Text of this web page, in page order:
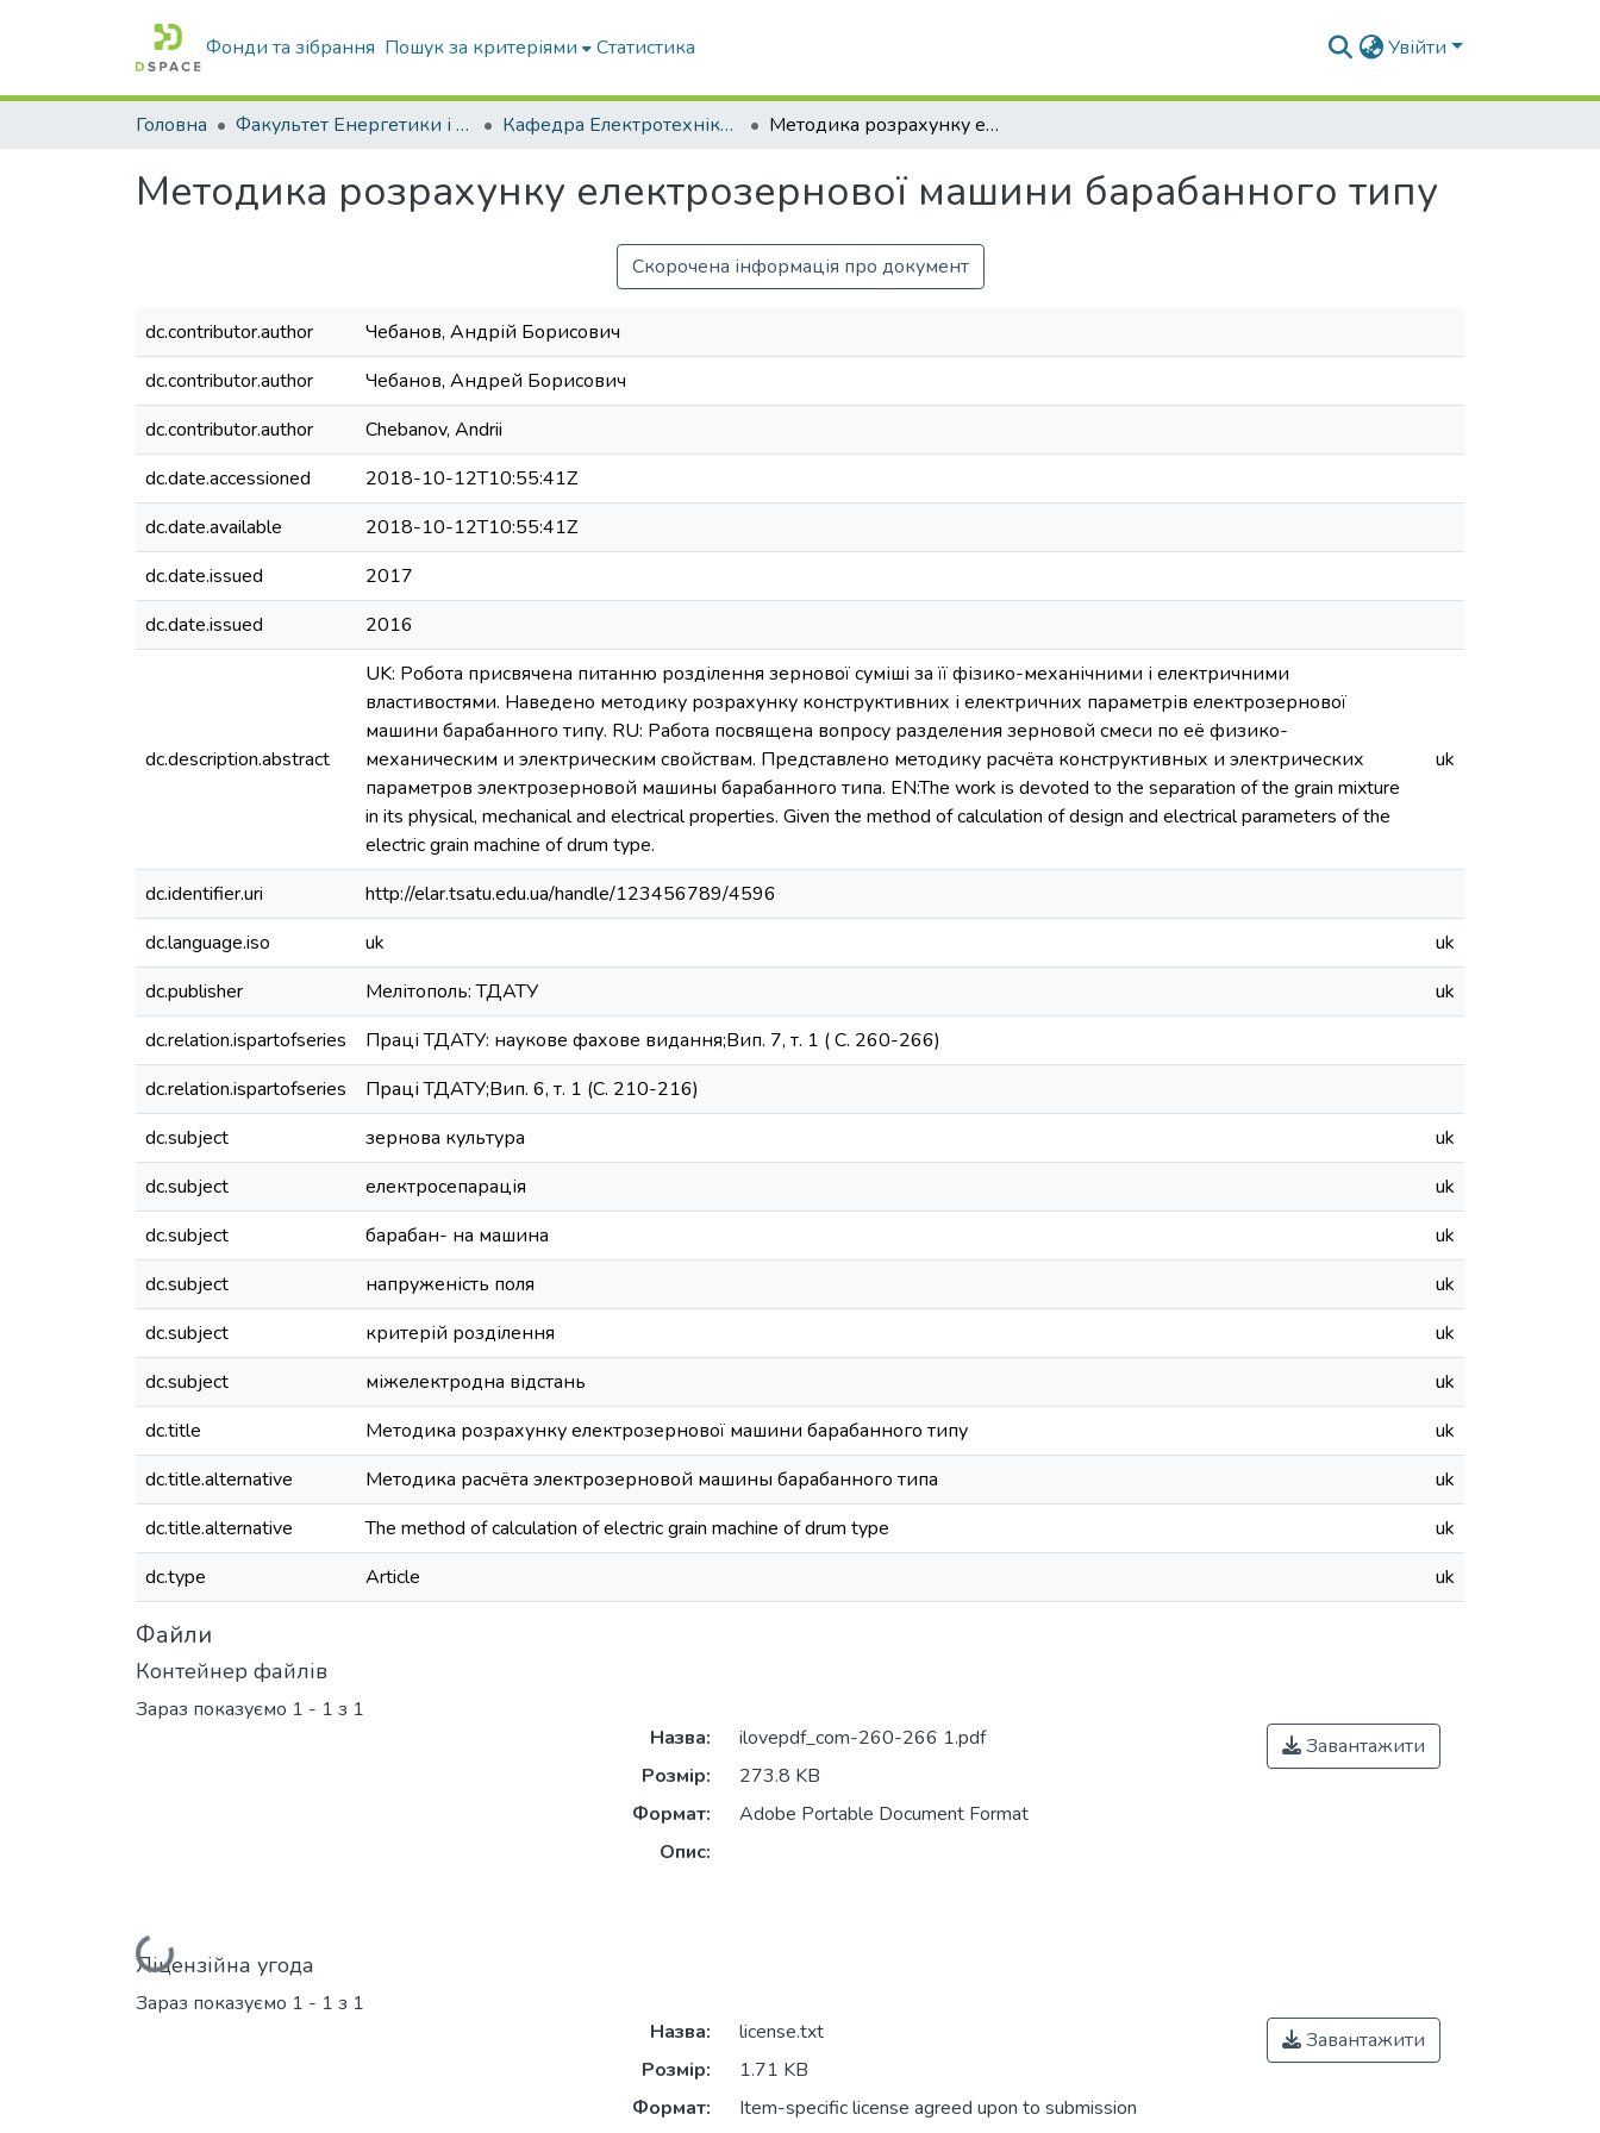
Фонди та зібрання Пошук за критеріями Статистика Увійти
Головна Факультет Енергетики і комп'ютерних технологій Кафедра Електротехніки і електромеханіки ім. проф. В.В. Овчарова Методика розрахунку електрозернової машини барабанного типу
Методика розрахунку електрозернової машини барабанного типу
Скорочена інформація про документ
dc.contributor.author
Чебанов, Андрій Борисович
dc.contributor.author
Чебанов, Андрей Борисович
dc.contributor.author
Chebanov, Andrii
dc.date.accessioned
2018-10-12T10:55:41Z
dc.date.available
2018-10-12T10:55:41Z
dc.date.issued
2017
dc.date.issued
2016
dc.description.abstract
UK: Робота присвячена питанню розділення зернової суміші за її фізико-механічними і електричними
властивостями. Наведено методику розрахунку конструктивних і електричних параметрів електрозернової
машини барабанного типу. RU: Работа посвящена вопросу разделения зерновой смеси по её физико-
механическим и электрическим свойствам. Представлено методику расчёта конструктивных и электрических
параметров электрозерновой машины барабанного типа. EN:The work is devoted to the separation of the grain mixture
in its physical, mechanical and electrical properties. Given the method of calculation of design and electrical parameters of the
electric grain machine of drum type.
uk
dc.identifier.uri
http://elar.tsatu.edu.ua/handle/123456789/4596
dc.language.iso
uk
uk
dc.publisher
Мелітополь: ТДАТУ
uk
dc.relation.ispartofseries
Праці ТДАТУ: наукове фахове видання;Вип. 7, т. 1 ( С. 260-266)
dc.relation.ispartofseries
Праці ТДАТУ;Вип. 6, т. 1 (С. 210-216)
dc.subject
зернова культура
uk
dc.subject
електросепарація
uk
dc.subject
барабан- на машина
uk
dc.subject
напруженість поля
uk
dc.subject
критерій розділення
uk
dc.subject
міжелектродна відстань
uk
dc.title
Методика розрахунку електрозернової машини барабанного типу
uk
dc.title.alternative
Методика расчёта электрозерновой машины барабанного типа
uk
dc.title.alternative
The method of calculation of electric grain machine of drum type
uk
dc.type
Article uk
Файли
Контейнер файлів
Зараз показуємо 1 - 1 з 1
Вантажиться...
Назва:
ilovepdf_com-260-266 1.pdf
Розмір:
273.8 KB
Формат:
Adobe Portable Document Format
Опис:
Завантажити
Ліцензійна угода
Зараз показуємо 1 - 1 з 1
Назва:
license.txt
Розмір:
1.71 KB
Формат:
Item-specific license agreed upon to submission
Завантажити